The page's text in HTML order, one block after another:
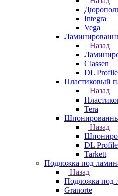
Integra
Vega
Назад
Classen
DL
Пластиковый
Назад
Tera
Назад
DL
Tarkett
Подложка под
Назад
Подложка под
Granorte